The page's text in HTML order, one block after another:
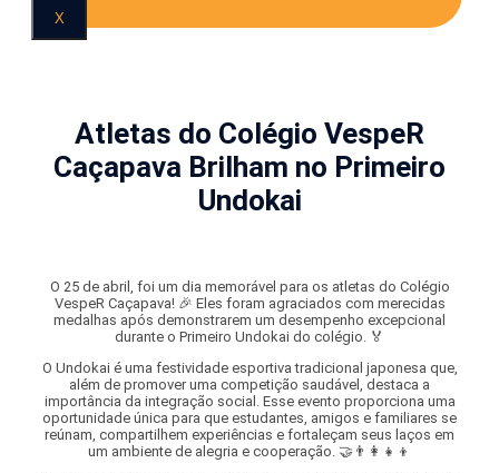
X
Atletas do Colégio VespeR
Caçapava Brilham no Primeiro
Undokai
O 25 de abril, foi um dia memorável para os atletas do Colégio
VespeR Caçapava! 🎉 Eles foram agraciados com merecidas
medalhas após demonstrarem um desempenho excepcional
durante o Primeiro Undokai do colégio. 🏅
O Undokai é uma festividade esportiva tradicional japonesa que,
além de promover uma competição saudável, destaca a
importância da integração social. Esse evento proporciona uma
oportunidade única para que estudantes, amigos e familiares se
reúnam, compartilhem experiências e fortaleçam seus laços em
um ambiente de alegria e cooperação. 🤝👨‍👩‍👧‍👦